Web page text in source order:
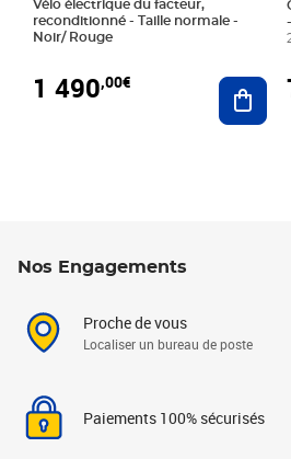
Vélo électrique du facteur,
reconditionné - Taille normale -
Noir/ Rouge
1 490,00€
Nos Engagements
Proche de vous
Localiser un bureau de poste
Paiements 100% sécurisés